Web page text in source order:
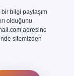
bilgi paylaşım
olduğunu
adresine
sitemizden